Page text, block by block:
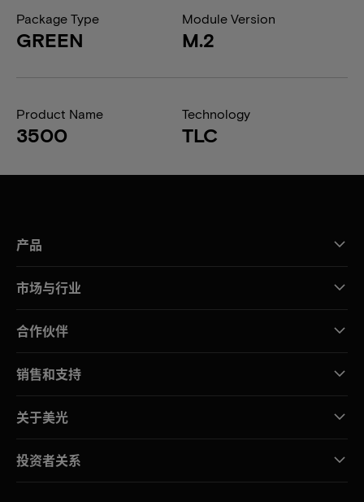
Package Type
GREEN
Module Version
M.2
Product Name
3500
Technology
TLC
产品
市场与行业
合作伙伴
销售和支持
关于美光
投资者关系